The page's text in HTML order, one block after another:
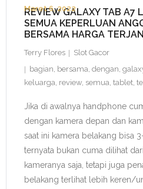
REVIEW GALAXY TAB A7
SEMUA KEPERLUAN
BERSAMA HARGA
Maret 6, 2022
Terry Flores
Slot Gacor
bagian, bersama, dengan,
keluarga, review, semua, tablet,
Jika di awalnya handphone
dengan kamera depan dan
saat ini kamera belakang bisa
ternyata bukan cuma dilihat
kameranya saja, tetapi juga
belakang terlihat lebih keren/